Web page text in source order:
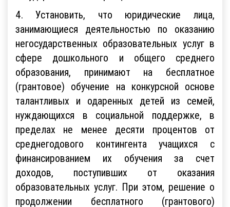
4. Установить, что юридические лица,
занимающиеся деятельностью по оказанию
негосударственных образовательных услуг в
сфере дошкольного и общего среднего
образования, принимают на бесплатное
(грантовое) обучение на конкурсной основе
талантливых и одаренных детей из семей,
нуждающихся в социальной поддержке, в
пределах не менее десяти процентов от
среднегодового контингента учащихся с
финансированием их обучения за счет
доходов, поступивших от оказания
образовательных услуг. При этом, решение о
продолжении бесплатного (грантового)